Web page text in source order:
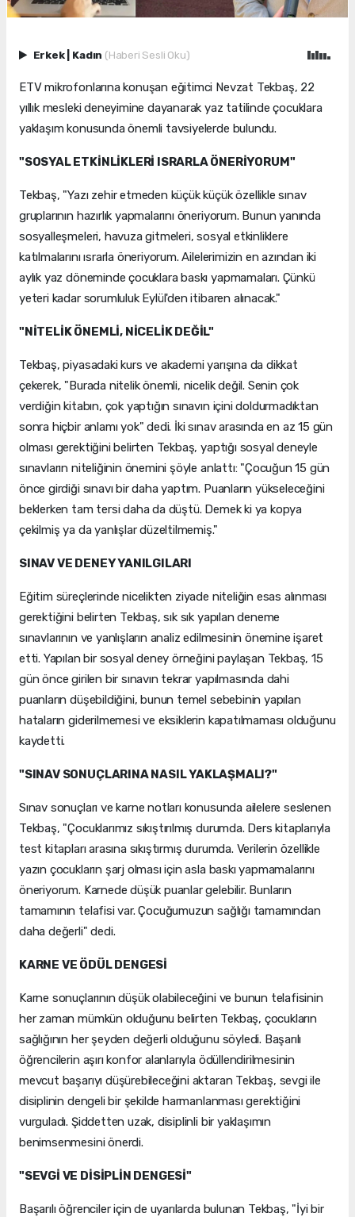
Erkek Kadın (Haberi Sesli Oku)
ETV mikrofonlarına konuşan eğitimci Nevzat Tekbaş, 22
yıllık mesleki deneyimine dayanarak yaz tatilinde çocuklara
yaklaşım konusunda önemli tavsiyelerde bulundu.
"SOSYAL ETKİNLİKLERİ ISRARLA ÖNERİYORUM"
Tekbaş, "Yazı zehir etmeden küçük küçük özellikle sınav
gruplarının hazırlık yapmalarını öneriyorum. Bunun yanında
sosyalleşmeleri, havuza gitmeleri, sosyal etkinliklere
katılmalarını ısrarla öneriyorum. Ailelerimizin en azından iki
aylık yaz döneminde çocuklara baskı yapmamaları. Çünkü
yeteri kadar sorumluluk Eylül'den itibaren alınacak."
"NİTELİK ÖNEMLİ, NİCELİK DEĞİL"
Tekbaş, piyasadaki kurs ve akademi yarışına da dikkat
çekerek, "Burada nitelik önemli, nicelik değil. Senin çok
verdiğin kitabın, çok yaptığın sınavın içini doldurmadıktan
sonra hiçbir anlamı yok" dedi. İki sınav arasında en az 15 gün
olması gerektiğini belirten Tekbaş, yaptığı sosyal deneyle
sınavların niteliğinin önemini şöyle anlattı: "Çocuğun 15 gün
önce girdiği sınavı bir daha yaptım. Puanların yükseleceğini
beklerken tam tersi daha da düştü. Demek ki ya kopya
çekilmiş ya da yanlışlar düzeltilmemiş."
SINAV VE DENEY YANILGILARI
Eğitim süreçlerinde nicelikten ziyade niteliğin esas alınması
gerektiğini belirten Tekbaş, sık sık yapılan deneme
sınavlarının ve yanlışların analiz edilmesinin önemine işaret
etti. Yapılan bir sosyal deney örneğini paylaşan Tekbaş, 15
gün önce girilen bir sınavın tekrar yapılmasında dahi
puanların düşebildiğini, bunun temel sebebinin yapılan
hataların giderilmemesi ve eksiklerin kapatılmaması olduğunu
kaydetti.
"SINAV SONUÇLARINA NASIL YAKLAŞMALI?"
Sınav sonuçları ve karne notları konusunda ailelere seslenen
Tekbaş, "Çocuklarımız sıkıştırılmış durumda. Ders kitaplarıyla
test kitapları arasına sıkıştırmış durumda. Verilerin özellikle
yazın çocukların şarj olması için asla baskı yapmamalarını
öneriyorum. Karnede düşük puanlar gelebilir. Bunların
tamamının telafisi var. Çocuğumuzun sağlığı tamamından
daha değerli" dedi.
KARNE VE ÖDÜL DENGESİ
Karne sonuçlarının düşük olabileceğini ve bunun telafisinin
her zaman mümkün olduğunu belirten Tekbaş, çocukların
sağlığının her şeyden değerli olduğunu söyledi. Başarılı
öğrencilerin aşırı konfor alanlarıyla ödüllendirilmesinin
mevcut başarıyı düşürebileceğini aktaran Tekbaş, sevgi ile
disiplinin dengeli bir şekilde harmanlanması gerektiğini
vurguladı. Şiddetten uzak, disiplinli bir yaklaşımın
benimsenmesini önerdi.
"SEVGİ VE DİSİPLİN DENGESİ"
Başarılı öğrenciler için de uyarılarda bulunan Tekbaş, "İyi bir